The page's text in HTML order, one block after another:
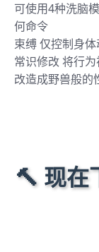
可使用4种洗脑
何命令
束缚 仅控制身
常识修改 将行
改造成野兽般的
🔨 现